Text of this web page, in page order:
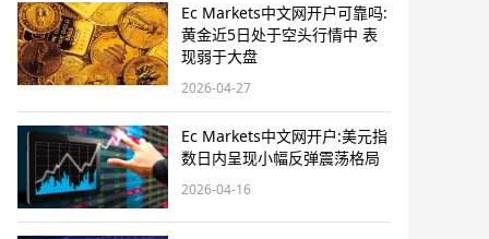
Ec Markets中文网开户可靠吗:
黄金近5日处于空头行情中 表
现弱于大盘
2026-04-27
Ec Markets中文网开户:美元指
数日内呈现小幅反弹震荡格局
2026-04-16